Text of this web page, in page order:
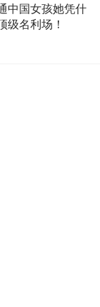
中国女孩她凭什
级名利场！